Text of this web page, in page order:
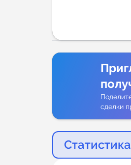
сделки
Статистика